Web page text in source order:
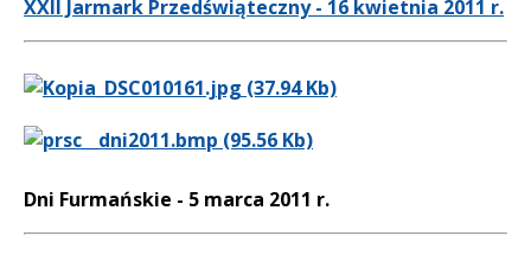
XXII Jarmark Przedświąteczny - 16 kwietnia 2011 r.
Dni Furmańskie - 5 marca 2011 r.